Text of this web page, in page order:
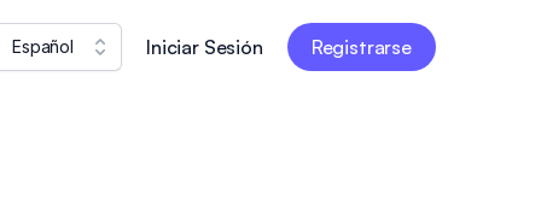
Español Iniciar Sesión Registrarse